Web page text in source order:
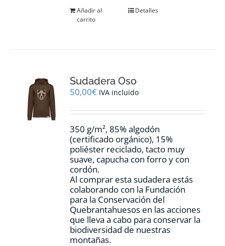
Añadir al
carrito
Detalles
Sudadera Oso
50,00€ IVA incluido
350 g/m², 85% algodón
(certificado orgánico), 15%
poliéster reciclado, tacto muy
suave, capucha con forro y con
cordón.
Al comprar esta sudadera estás
colaborando con la Fundación
para la Conservación del
Quebrantahuesos en las acciones
que lleva a cabo para conservar la
biodiversidad de nuestras
montañas.